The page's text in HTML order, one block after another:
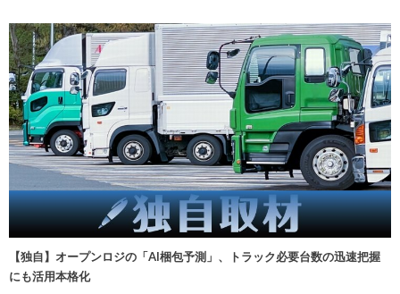
【独自】オープンロジの「AI梱包予測」、トラック必要台数の迅速把握
にも活用本格化